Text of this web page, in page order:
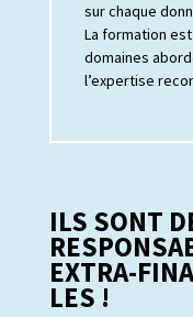
sur chaque
La formation
domaines
l’expertise
ILS SONT
EXTRA-
LES !